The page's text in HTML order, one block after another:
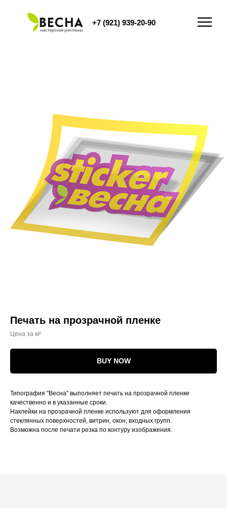
+7 (921) 939-20-90
Обратный звонок
Печать на прозрачной пленке
Цена за м²
BUY NOW
Типография "Весна" выполняет печать на прозрачной пленке
качественно и в указанные сроки.
Наклейки на прозрачной пленке используют для оформления
стеклянных поверхностей, витрин, окон, входных групп.
Возможна после печати резка по контуру изображения.